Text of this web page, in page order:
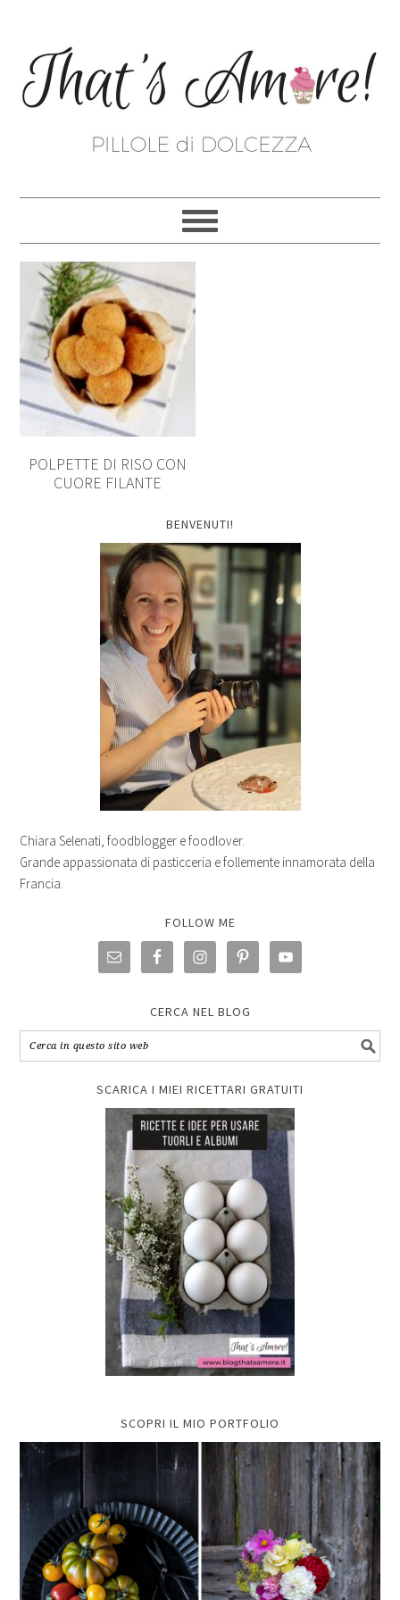
POLPETTE DI RISO CON
CUORE FILANTE
BENVENUTI!
Chiara Selenati, foodblogger e foodlover.
Grande appassionata di pasticceria e follemente innamorata della
Francia.
FOLLOW ME
CERCA NEL BLOG
SCARICA I MIEI RICETTARI GRATUITI
SCOPRI IL MIO PORTFOLIO